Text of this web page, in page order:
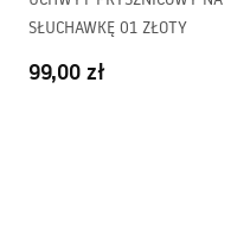
Powłoka:
GwarancjaPielegnacja.pdf
SŁUCHAWKĘ 01 ZŁOTY
99,00 zł